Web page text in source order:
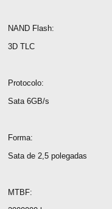
NAND Flash:
3D TLC
Protocolo:
Sata 6GB/s
Forma:
Sata de 2,5 polegadas
MTBF: